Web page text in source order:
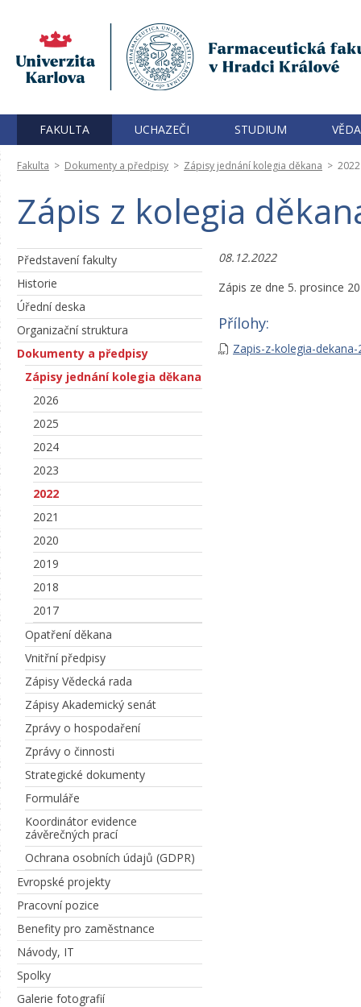
FAKULTA UCHAZEČI STUDIUM
Fakulta > Dokumenty a předpisy > Zápisy jednání kolegia děkana > 2022
Zápis z kolegia
Představení fakulty
Historie
Úřední deska
Organizační struktura
Dokumenty a předpisy
Zápisy jednání kolegia děkana
2026
2025
2024
2023
2022
2021
2020
2019
2018
2017
Opatření děkana
Vnitřní předpisy
Zápisy Vědecká rada
Zápisy Akademický senát
Zprávy o hospodaření
Zprávy o činnosti
Strategické dokumenty
Formuláře
Koordinátor evidence
závěrečných prací
Ochrana osobních údajů (GDPR)
Evropské projekty
Pracovní pozice
Benefity pro zaměstnance
Návody, IT
Spolky
Galerie fotografií
08.12.2022
Zápis ze dne 5. prosince
Přílohy:
Zapis-z-kolegia-